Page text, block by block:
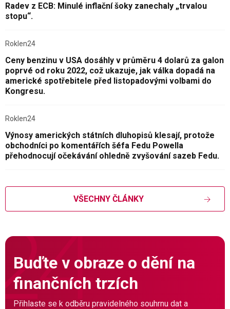
Radev z ECB: Minulé inflační šoky zanechaly „trvalou
stopu“.
Roklen24
Ceny benzinu v USA dosáhly v průměru 4 dolarů za galon
poprvé od roku 2022, což ukazuje, jak válka dopadá na
americké spotřebitele před listopadovými volbami do
Kongresu.
Roklen24
Výnosy amerických státních dluhopisů klesají, protože
obchodníci po komentářích šéfa Fedu Powella
přehodnocují očekávání ohledně zvyšování sazeb Fedu.
VŠECHNY ČLÁNKY
Buďte v obraze o dění na
finančních trzích
Přihlaste se k odběru pravidelného souhrnu dat a